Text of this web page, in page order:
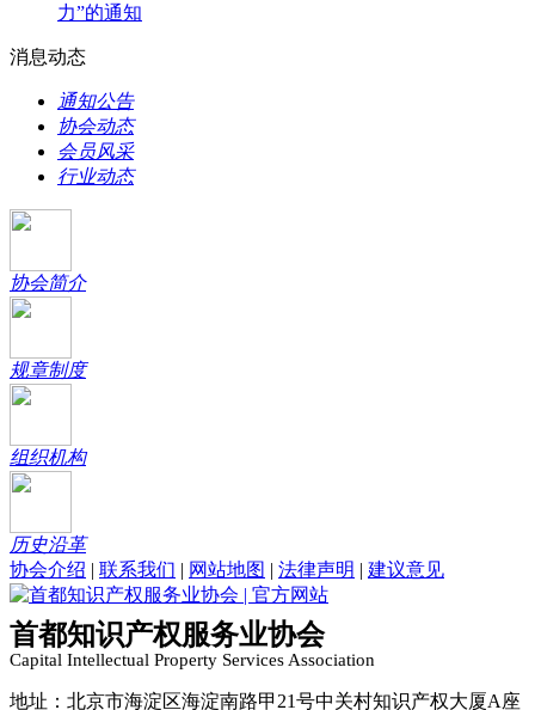
力”的通知
消息动态
通知公告
协会动态
会员风采
行业动态
协会简介
规章制度
组织机构
历史沿革
协会介绍
联系我们 网站地图 法律声明 建议意见
首都知识产权服务业协会
Capital Intellectual Property Services Association
地址：北京市海淀区海淀南路甲21号中关村知识产权大厦A座